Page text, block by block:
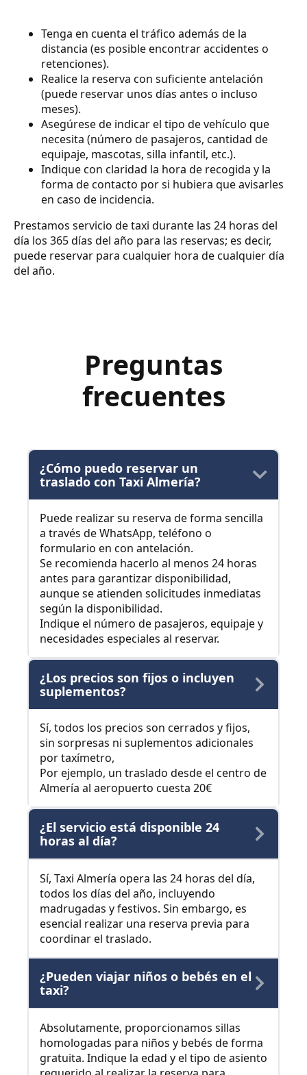
Tenga en cuenta el tráfico además de la
distancia (es posible encontrar accidentes o
retenciones).
Realice la reserva con suficiente antelación
(puede reservar unos días antes o incluso
meses).
Asegúrese de indicar el tipo de vehículo que
necesita (número de pasajeros, cantidad de
equipaje, mascotas, silla infantil, etc.).
Indique con claridad la hora de recogida y la
forma de contacto por si hubiera que avisarles
en caso de incidencia.
Prestamos servicio de taxi durante las 24 horas del
día los 365 días del año para las reservas; es decir,
puede reservar para cualquier hora de cualquier día
del año.
Preguntas
frecuentes
¿Cómo puedo reservar un
traslado con Taxi Almería?
Puede realizar su reserva de forma sencilla
a través de WhatsApp, teléfono o
formulario en con antelación.
Se recomienda hacerlo al menos 24 horas
antes para garantizar disponibilidad,
aunque se atienden solicitudes inmediatas
según la disponibilidad.
Indique el número de pasajeros, equipaje y
necesidades especiales al reservar.
¿Los precios son fijos o incluyen
suplementos?
Sí, todos los precios son cerrados y fijos,
sin sorpresas ni suplementos adicionales
por taxímetro,
Por ejemplo, un traslado desde el centro de
Almería al aeropuerto cuesta 20€
¿El servicio está disponible 24
horas al día?
Sí, Taxi Almería opera las 24 horas del día,
todos los días del año, incluyendo
madrugadas y festivos. Sin embargo, es
esencial realizar una reserva previa para
coordinar el traslado.
¿Pueden viajar niños o bebés en el
taxi?
Absolutamente, proporcionamos sillas
homologadas para niños y bebés de forma
gratuita. Indique la edad y el tipo de asiento